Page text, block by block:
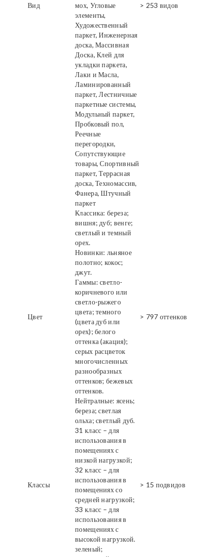
Вид
мох, Угловые
элементы,
Художественный
паркет, Инженерная
доска, Массивная
Доска, Клей для
укладки паркета,
Лаки и Масла,
Ламинированный
паркет, Лестничные
паркетные системы,
Модульный паркет,
Пробковый пол,
Реечные
перегородки,
Сопутствующие
товары, Спортивный
паркет, Террасная
доска, Техномассив,
Фанера, Штучный
паркет
> 253 видов
Цвет
Классика: береза;
вишня; дуб; венге;
светлый и темный
орех.
Новинки: льняное
полотно; кокос;
джут.
Гаммы: светло-
коричневого или
светло-рыжего
цвета; темного
(цвета дуб или
орех); белого
оттенка (акация);
серых расцветок
многочисленных
разнообразных
оттенков; бежевых
оттенков.
Нейтралные: ясень;
береза; светлая
ольха; светлый дуб.
> 797 оттенков
Классы
31 класс – для
использования в
помещениях с
низкой нагрузкой;
32 класс – для
использования в
помещениях со
средней нагрузкой;
33 класс – для
использования в
помещениях с
высокой нагрузкой.
> 15 подвидов
зеленый;